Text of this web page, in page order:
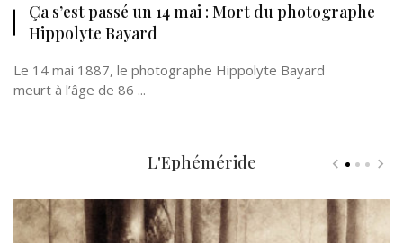
Ça s’est passé un 14 mai : Mort du photographe
Hippolyte Bayard
Le 14 mai 1887, le photographe Hippolyte Bayard
meurt à l’âge de 86 ...
L'Ephéméride